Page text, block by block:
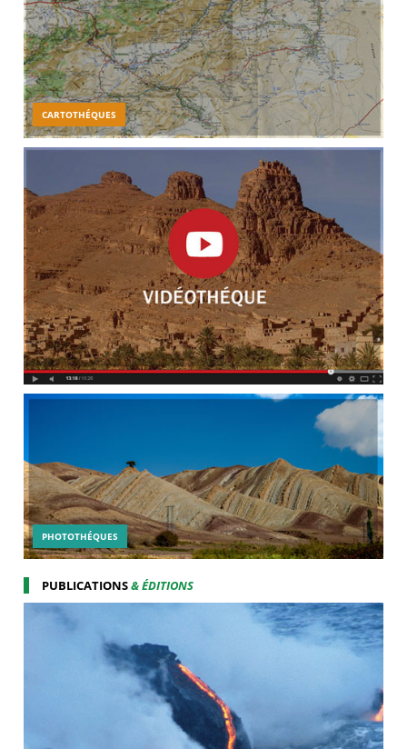
CARTOTHÉQUES
PHOTOTHÉQUES
PUBLICATIONS& ÉDITIONS